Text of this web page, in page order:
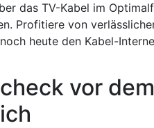
das TV-Kabel im
Profitiere von
heute den Kabel-
vor